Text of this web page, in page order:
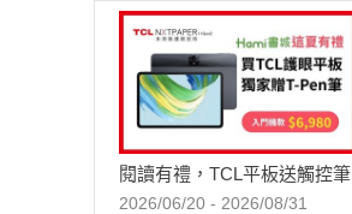
閱讀有禮，TCL平板送觸控筆
2026/06/20 - 2026/08/31